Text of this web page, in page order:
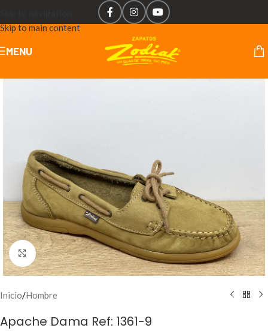
Skip to main content
MENU
Click to enlarge
Inicio/Hombre
Apache Dama Ref: 1361-9